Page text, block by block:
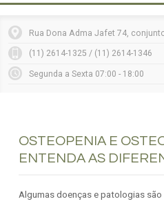
Vídeos
Consultórios
Rua Dona Adma Jafet 74,
(11) 2614-1325 / (11) 2614-1346
Segunda a Sexta 07:00 - 18:00
OSTEOPENIA E
ENTENDA AS
Algumas doenças e patologias